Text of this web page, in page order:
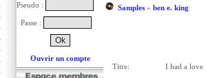
Pseudo :
Passe :
Ouvrir un compte
Samples» ben e. king
Titre: I had a love